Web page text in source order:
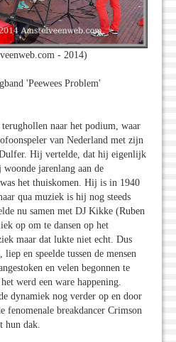
- 2014)
'Peewees Problem'
naar het podium, waar
van Nederland met zijn
Hij vertelde, dat hij eigenlijk
jarenlang aan de
het thuiskomen. Hij is in 1940
qua muziek is hij nog steeds
nu samen met DJ Kikke (Ruben
op om te dansen op het
maar dat lukte niet echt. Dus
en speelde tussen de mensen
en velen begonnen te
werd een ware happening.
dynamiek nog verder op en door
fenomenale breakdancer Crimson
hun dak.